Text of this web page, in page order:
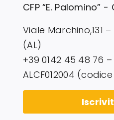
CFP “E. Palomino”
Viale Marchino,131
(AL)
+39 0142 45 48 76
ALCF012004